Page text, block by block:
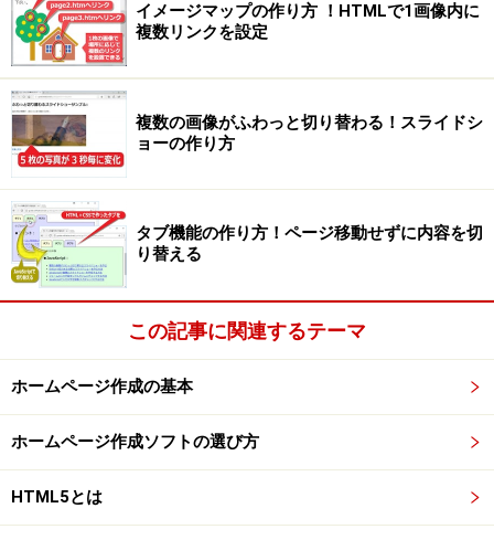
イメージマップの作り方 ！HTMLで1画像内に
複数リンクを設定
複数の画像がふわっと切り替わる！スライドシ
ョーの作り方
タブ機能の作り方！ページ移動せずに内容を切
り替える
この記事に関連するテーマ
ホームページ作成の基本
ホームページ作成ソフトの選び方
HTML5とは